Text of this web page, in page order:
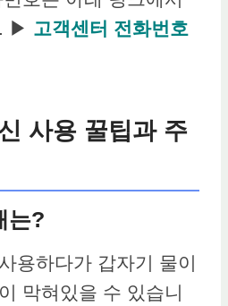
▶ 고객센터 전화번호
사용 꿀팁과 주
는?
용하다가 갑자기 물이
막혀있을 수 있습니